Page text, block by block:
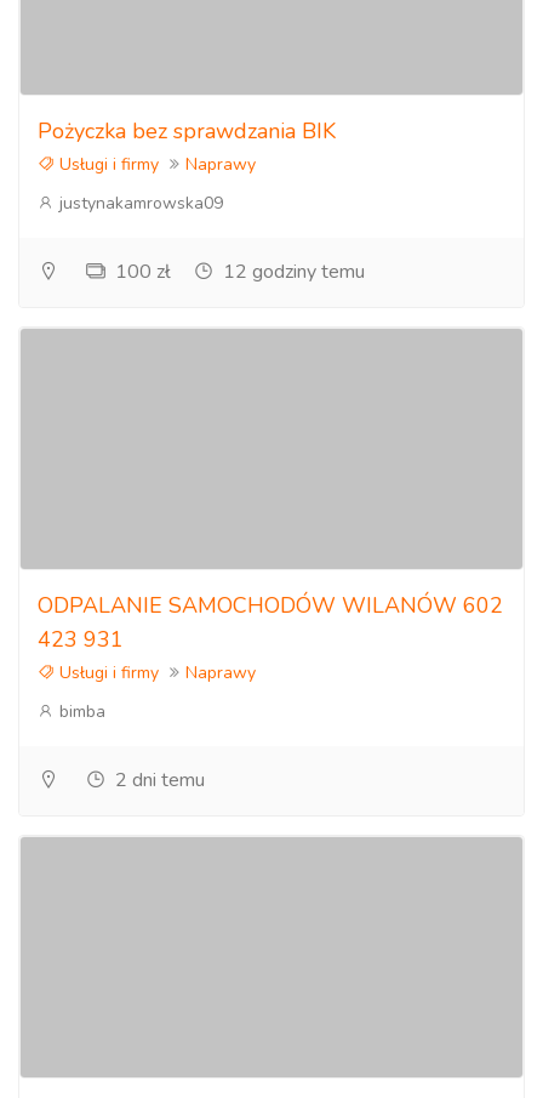
Pożyczka bez sprawdzania BIK
Usługi i firmy
Naprawy
justynakamrowska09
100 zł 12 godziny temu
ODPALANIE SAMOCHODÓW WILANÓW 602
423 931
Usługi i firmy
Naprawy
bimba
2 dni temu